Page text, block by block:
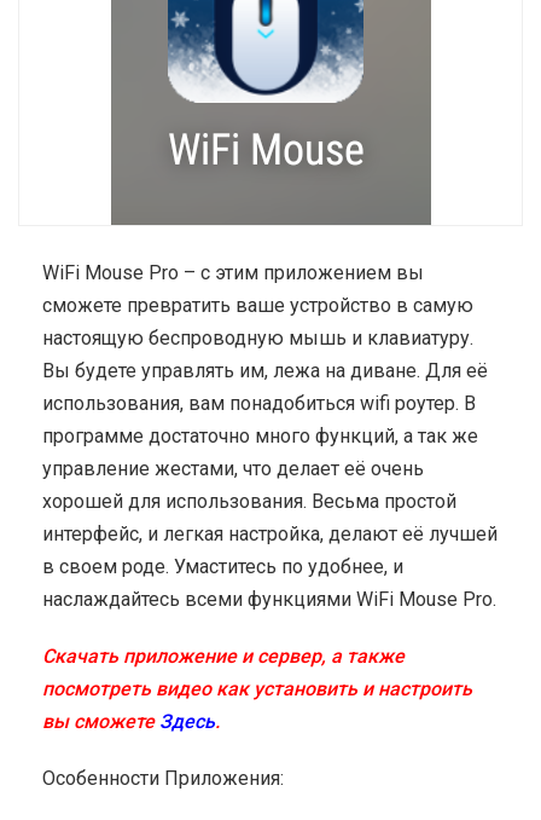
WiFi Mouse Pro – с этим приложением вы
сможете превратить ваше устройство в самую
настоящую беспроводную мышь и клавиатуру.
Вы будете управлять им, лежа на диване. Для её
использования, вам понадобиться wifi роутер. В
программе достаточно много функций, а так же
управление жестами, что делает её очень
хорошей для использования. Весьма простой
интерфейс, и легкая настройка, делают её лучшей
в своем роде. Умаститесь по удобнее, и
наслаждайтесь всеми функциями WiFi Mouse Pro.
Скачать приложение и сервер, а также
посмотреть видео как установить и настроить
вы сможете Здесь.
Особенности Приложения: